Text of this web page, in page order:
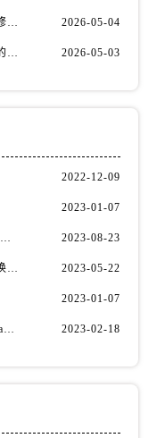
福建省漳州市龙文区步港路萧邦售后服务中心（需提前预约）
江苏省南京市秦淮区中山南路1号南京中心22层22-C1-C3室萧邦售后服务中心（需提前预约）
江苏省扬州市邗江区国展路29号星耀天地写字楼1号楼18层1803室萧邦售后服务中心（需提前预约）
江西省抚州市临川区赣东大道萧邦售后服务中心（需提前预约）
爱表人士收藏！萧邦不锈钢表壳划痕修复指南 2026-05-04
表蒙有划痕还能救？萧邦玩家都在用的修复方法 2026-05-03
2022-12-09
2023-01-07
萧邦表壳和表带连接处松动(如何自行修复) 2023-08-23
萧邦表蒙正确更换方式（手表表蒙更换知识） 2023-05-22
2023-01-07
萧邦宣布演员成毅出任萧邦Happy Diamonds系列品牌大使 2023-02-18